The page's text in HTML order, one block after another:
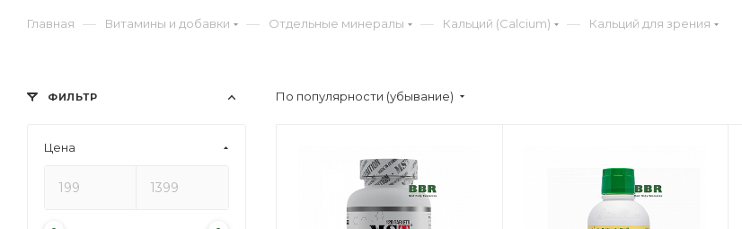
Главная — Витамины и добавки — Отдельные минералы — Кальций (Calcium) — Кальций для зрения
По популярности (убывание)
ФИЛЬТР
Цена